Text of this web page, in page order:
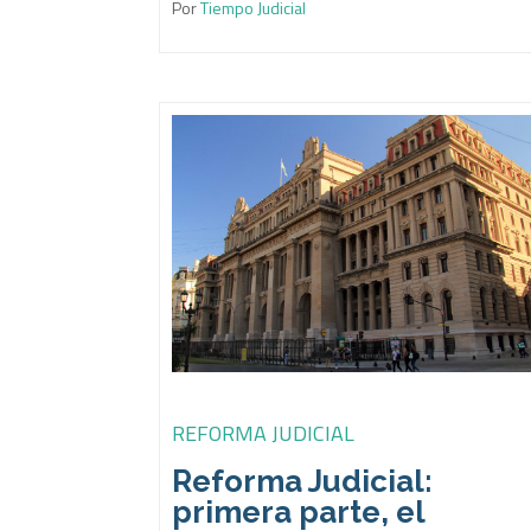
PorTiempo Judicial
REFORMA JUDICIAL
Reforma Judicial:
primera parte, el